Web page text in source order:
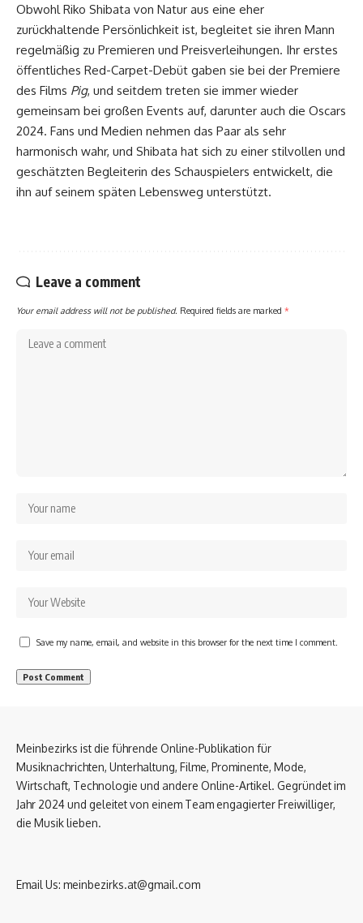
Obwohl Riko Shibata von Natur aus eine eher
zurückhaltende Persönlichkeit ist, begleitet sie ihren Mann
regelmäßig zu Premieren und Preisverleihungen. Ihr erstes
öffentliches Red-Carpet-Debüt gaben sie bei der Premiere
des Films Pig, und seitdem treten sie immer wieder
gemeinsam bei großen Events auf, darunter auch die Oscars
2024. Fans und Medien nehmen das Paar als sehr
harmonisch wahr, und Shibata hat sich zu einer stilvollen und
geschätzten Begleiterin des Schauspielers entwickelt, die
ihn auf seinem späten Lebensweg unterstützt.
Leave a comment
Your email address will not be published. Required fields are marked *
Save my name, email, and website in this browser for the next time I comment.
Meinbezirks ist die führende Online-Publikation für
Musiknachrichten, Unterhaltung, Filme, Prominente, Mode,
Wirtschaft, Technologie und andere Online-Artikel. Gegründet im
Jahr 2024 und geleitet von einem Team engagierter Freiwilliger,
die Musik lieben.
Email Us: meinbezirks.at@gmail.com